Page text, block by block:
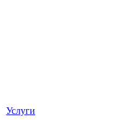
Услуги